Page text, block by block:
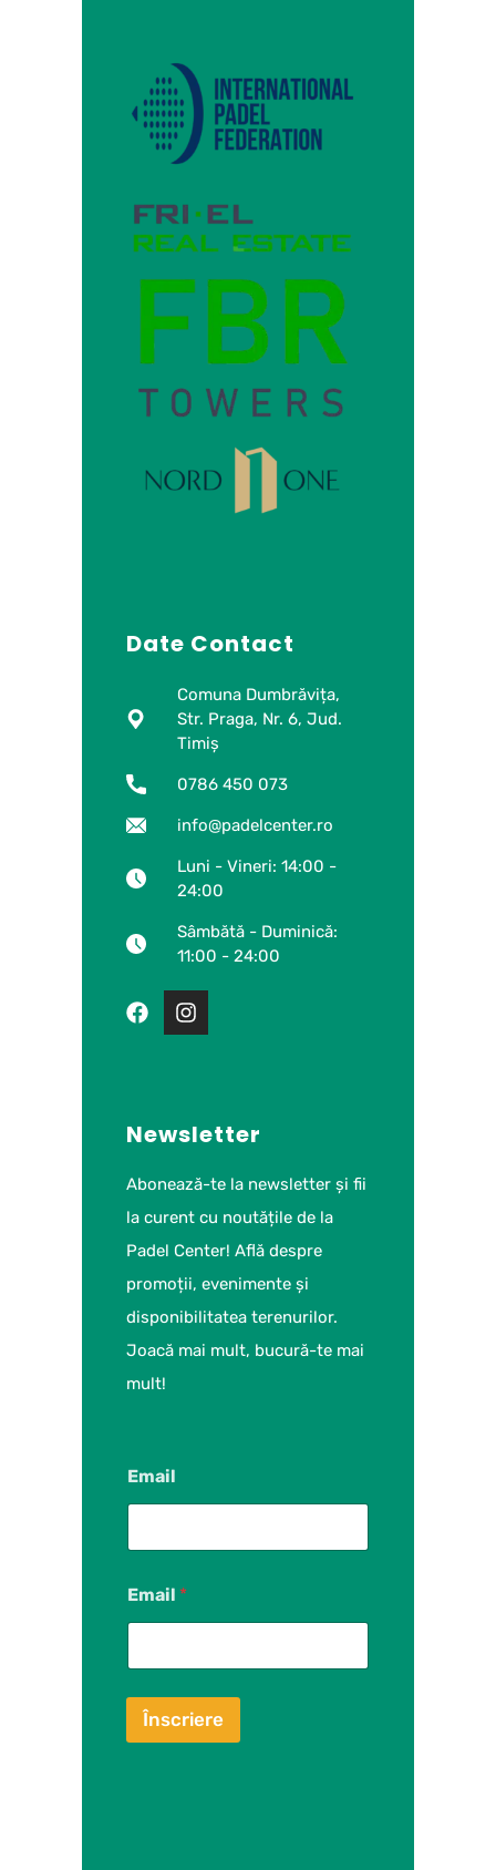
Date Contact
Comuna Dumbrăvița,
Str. Praga, Nr. 6, Jud.
Timiș
0786 450 073
info@padelcenter.ro
Luni - Vineri: 14:00 -
24:00
Sâmbătă - Duminică:
11:00 - 24:00
Newsletter
Abonează-te la newsletter și fii
la curent cu noutățile de la
Padel Center! Află despre
promoții, evenimente și
disponibilitatea terenurilor.
Joacă mai mult, bucură-te mai
mult!
Email
Email *
Înscriere